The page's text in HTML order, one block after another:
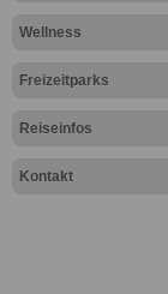
Wellness
Freizeitparks
Reiseinfos
Kontakt